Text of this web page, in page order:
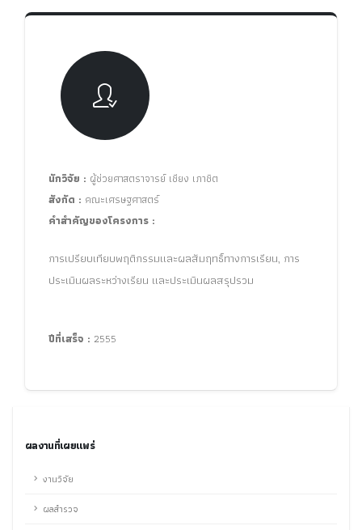
นักวิจัย : ผู้ช่วยศาสตราจารย์ เชียง เภาชิต
สังกัด : คณะเศรษฐศาสตร์
คำสำคัญของโครงการ :
การเปรียบเทียบพฤติกรรมและผลสัมฤทธิ์ทางการเรียน, การ
ประเมินผลระหว่างเรียน และประเมินผลสรุปรวม
ปีที่เสร็จ : 2555
ผลงานที่เผยแพร่
งานวิจัย
ผลสำรวจ